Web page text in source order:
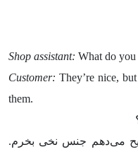
Shop assistant: What do you
Customer: They’re nice,
them.
می‌دهم جنس نخی بخرم.